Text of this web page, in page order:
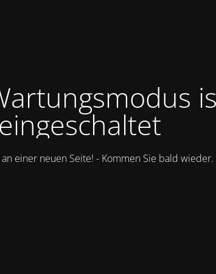
eingeschaltet
einer neuen Seite! - Kommen Sie bald wieder.